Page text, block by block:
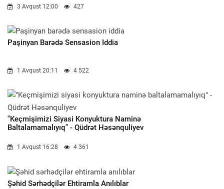
3 Avqust 12:00 427
Paşinyan Barədə Sensasion Iddia
1 Avqust 20:11 4 522
"Keçmişimizi Siyasi Konyuktura Naminə
Baltalamamalıyıq" - Qüdrət Həsənquliyev
1 Avqust 16:28 4 361
Şəhid Sərhədçilər Ehtiramla Anılıblar